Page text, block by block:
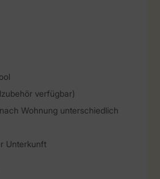
verfügbar)
Wohnung unterschiedlich
Unterkunft